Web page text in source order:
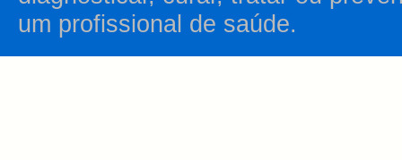
um profissional de saúde.